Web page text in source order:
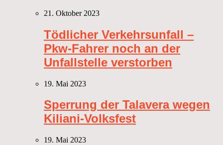
21. Oktober 2023
Tödlicher Verkehrsunfall –
Pkw-Fahrer noch an der
Unfallstelle verstorben
19. Mai 2023
Sperrung der Talavera wegen
Kiliani-Volksfest
19. Mai 2023